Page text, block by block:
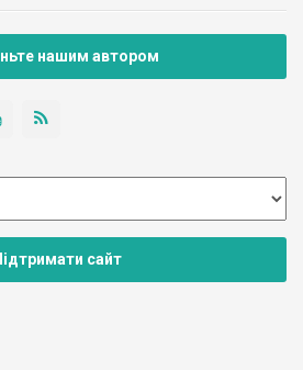
нашим автором
сайт